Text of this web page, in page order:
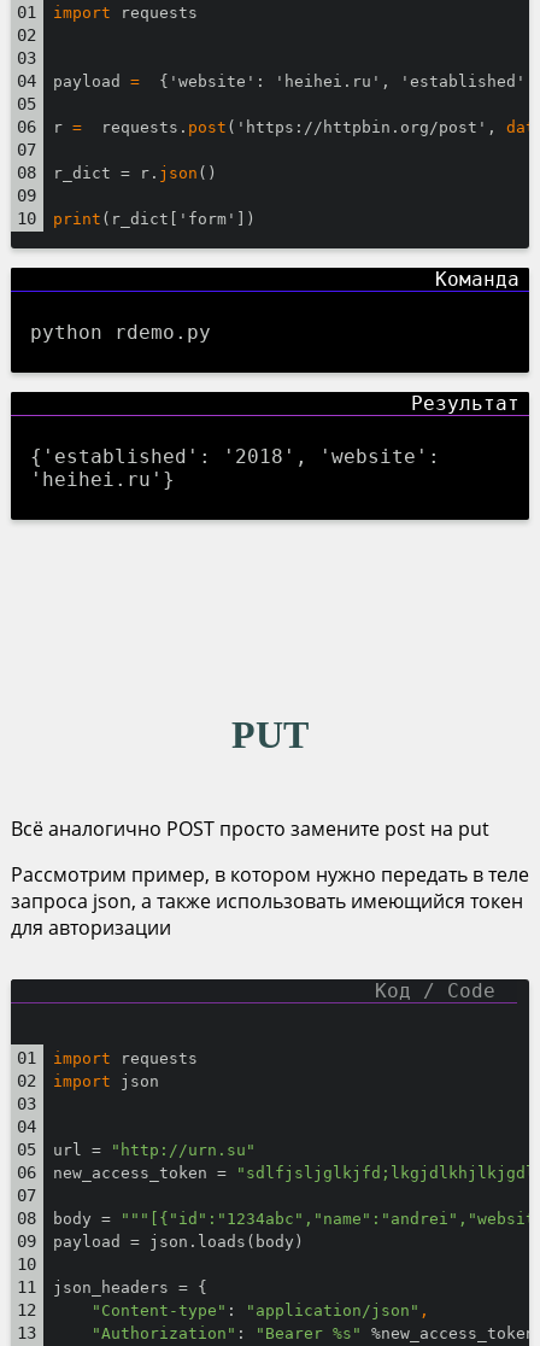
import requests
payload =
{'website': 'heihei.ru', 'established':
r =
  requests.
post ('https://httpbin.org/post',
r_dict = r. json ()
print (r_dict['form'])
python rdemo.py
{'established': '2018', 'website':
'heihei.ru'}
PUT
Всё аналогично POST просто замените post на put
Рассмотрим пример, в котором нужно передать в теле
запроса json, а также использовать имеющийся токен
для авторизации
import requests
import json
url =
"http://urn.su"
new_access_token =
body =
payload = json.loads(body)
json_headers = {
"Content-type" : "application/json" ,
"Authorization" : "Bearer %s"
%new_access_token